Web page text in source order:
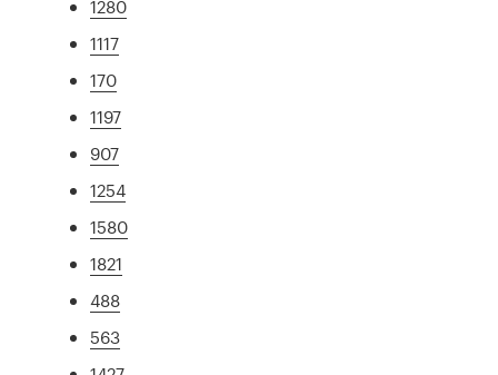
1280
1117
170
1197
907
1254
1580
1821
488
563